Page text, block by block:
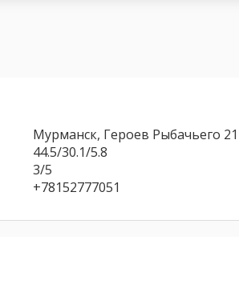
Мурманск, Героев Рыбачьего 21
44.5/30.1/5.8
3/5
+78152777051